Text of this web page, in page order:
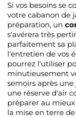
Si vos besoins se
votre cabanon de
préparation, un
s'avérera très
parfaitement sa
l'entretien de vos
pourrez l'utiliser
minutieusement
semoirs après
une réserve d'air
préparer au
la mise en terre